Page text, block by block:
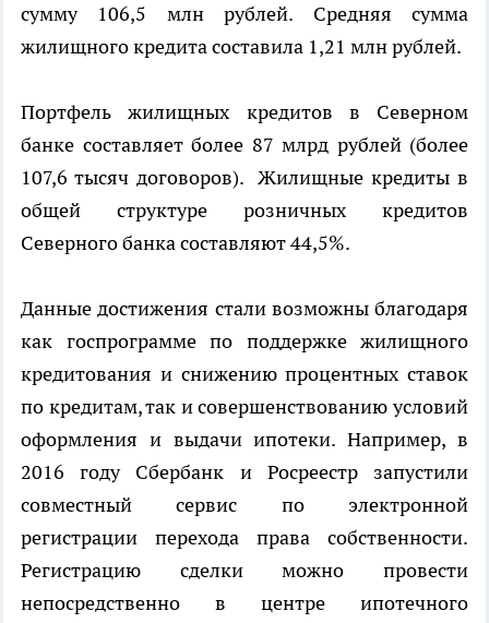
сумму 106,5 млн рублей. Средняя сумма
жилищного кредита составила 1,21 млн рублей.
Портфель жилищных кредитов в Северном
банке составляет более 87 млрд рублей (более
107,6 тысяч договоров). Жилищные кредиты в
общей структуре розничных кредитов
Северного банка составляют 44,5%.
Данные достижения стали возможны благодаря
как госпрограмме по поддержке жилищного
кредитования и снижению процентных ставок
по кредитам, так и совершенствованию условий
оформления и выдачи ипотеки. Например, в
2016 году Сбербанк и Росреестр запустили
совместный сервис по электронной
регистрации перехода права собственности.
Регистрацию сделки можно провести
непосредственно в центре ипотечного